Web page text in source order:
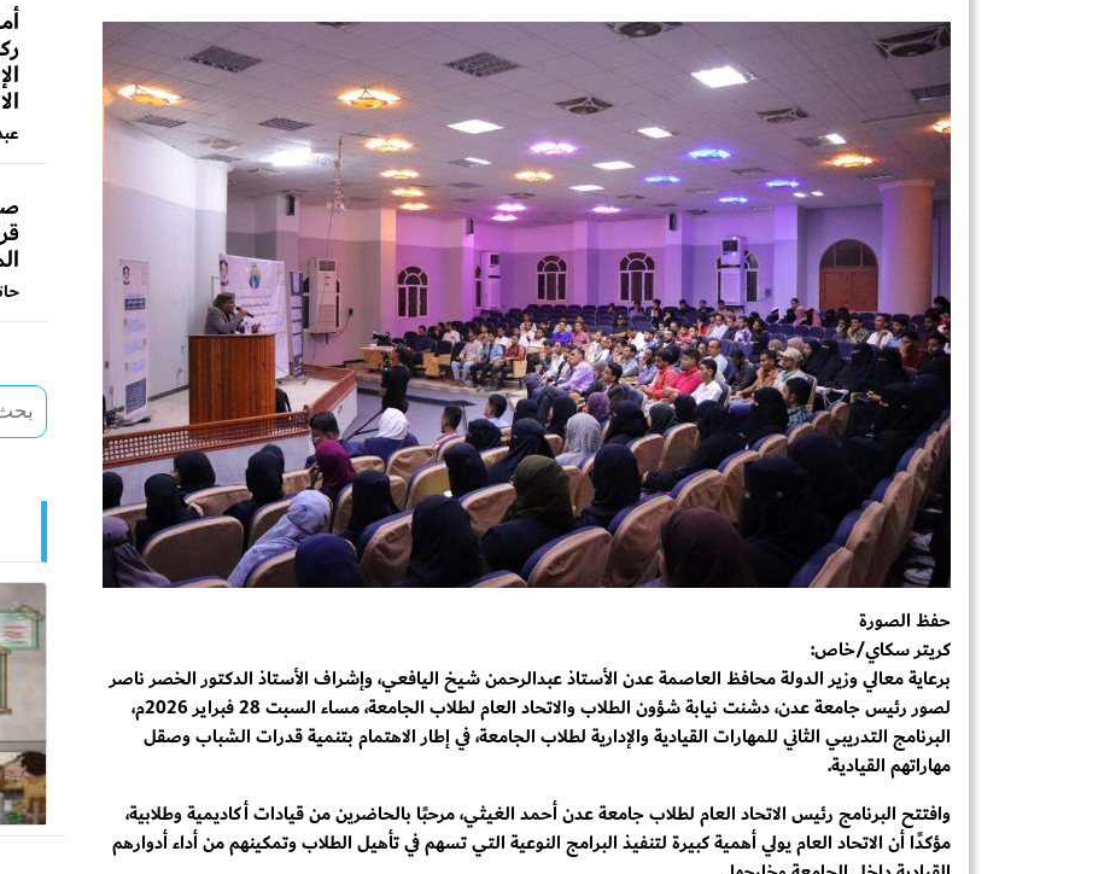
حفظ الصورة
كريتر سكاي/خاص:
برعاية معالي وزير الدولة محافظ العاصمة عدن الأستاذ عبدالرحمن شيخ اليافعي، وإشراف الأستاذ الدكتور الخصر ناصر
لصور رئيس جامعة عدن، دشنت نيابة شؤون الطلاب والاتحاد العام لطلاب الجامعة، مساء السبت 28 فبراير 2026م،
البرنامج التدريبي الثاني للمهارات القيادية والإدارية لطلاب الجامعة، في إطار الاهتمام بتنمية قدرات الشباب وصقل
مهاراتهم القيادية.
وافتتح البرنامج رئيس الاتحاد العام لطلاب جامعة عدن أحمد الغيثي، مرحبًا بالحاضرين من قيادات أكاديمية وطلابية،
مؤكدًا أن الاتحاد العام يولي أهمية كبيرة لتنفيذ البرامج النوعية التي تسهم في تأهيل الطلاب وتمكينهم من أداء أدوارهم